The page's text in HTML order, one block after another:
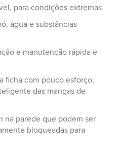
para condições extremas
água e substâncias
e manutenção rápida e
ficha com pouco esforço,
das mangas de
na parede que podem ser
bloqueadas para